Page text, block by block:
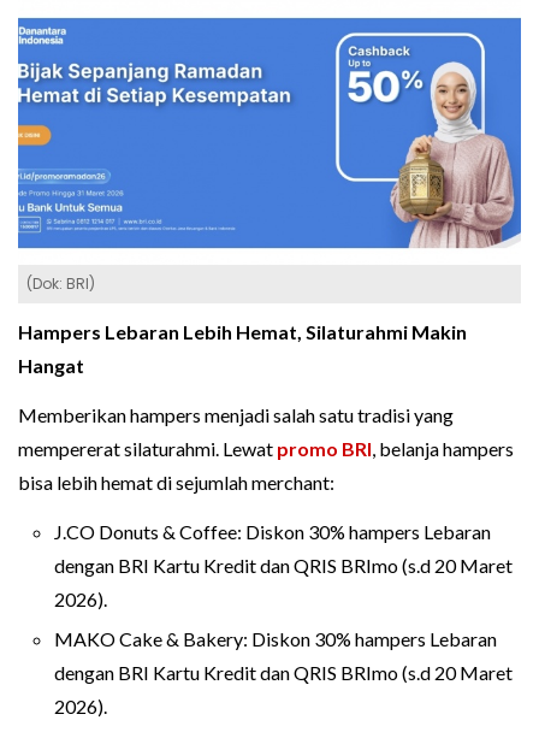
(Dok: BRI)
Hampers Lebaran Lebih Hemat, Silaturahmi Makin
Hangat
Memberikan hampers menjadi salah satu tradisi yang
mempererat silaturahmi. Lewat promo BRI, belanja hampers
bisa lebih hemat di sejumlah merchant:
J.CO Donuts & Coffee: Diskon 30% hampers Lebaran
dengan BRI Kartu Kredit dan QRIS BRImo (s.d 20 Maret
2026).
MAKO Cake & Bakery: Diskon 30% hampers Lebaran
dengan BRI Kartu Kredit dan QRIS BRImo (s.d 20 Maret
2026).